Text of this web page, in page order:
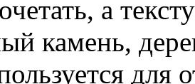
а
камень,
для